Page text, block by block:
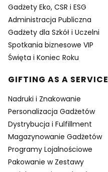
Gadżety Eko, CSR i ESG
Administracja Publiczna
Gadżety dla Szkół i Uczelni
Spotkania biznesowe VIP
Święta i Koniec Roku
GIFTING AS A SERVICE
Nadruki i Znakowanie
Personalizacja Gadżetów
Dystrybucja i Fulfillment
Magazynowanie Gadżetów
Programy Lojalnościowe
Pakowanie w Zestawy